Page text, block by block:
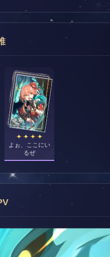
よぉ、ここにい
るぜ